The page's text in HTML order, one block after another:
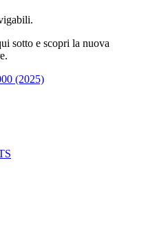
sotto e scopri la nuova
(2025)